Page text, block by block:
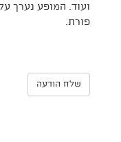
ועוד. המופע נערך
פורת.
שלח הודעה